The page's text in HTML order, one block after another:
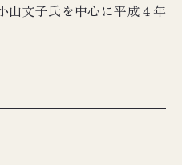
山文子氏を中心に平成４年